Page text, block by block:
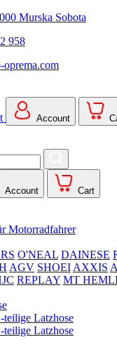
Murska Sobota
958
Account
Account Cart
Motorradfahrer
O'NEAL DAINESE
AGV SHOEI AXXIS
REPLAY MT
teilige Latzhose
teilige Latzhose